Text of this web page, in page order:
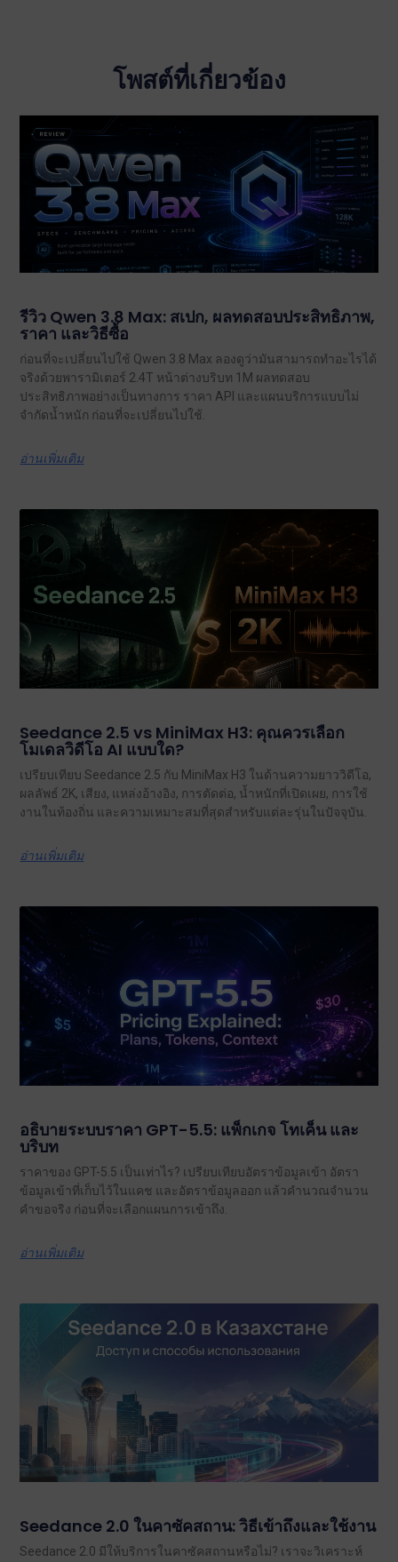
โพสต์ที่เกี่ยวข้อง
รีวิว Qwen 3.8 Max: สเปก, ผลทดสอบประสิทธิภาพ,
ราคา และวิธีซื้อ
ก่อนที่จะเปลี่ยนไปใช้ Qwen 3.8 Max ลองดูว่ามันสามารถทำอะไรได้
จริงด้วยพารามิเตอร์ 2.4T หน้าต่างบริบท 1M ผลทดสอบ
ประสิทธิภาพอย่างเป็นทางการ ราคา API และแผนบริการแบบไม่
จำกัดน้ำหนัก ก่อนที่จะเปลี่ยนไปใช้.
อ่านเพิ่มเติม
Seedance 2.5 vs MiniMax H3: คุณควรเลือก
โมเดลวิดีโอ AI แบบใด?
เปรียบเทียบ Seedance 2.5 กับ MiniMax H3 ในด้านความยาววิดีโอ,
ผลลัพธ์ 2K, เสียง, แหล่งอ้างอิง, การตัดต่อ, น้ำหนักที่เปิดเผย, การใช้
งานในท้องถิ่น และความเหมาะสมที่สุดสำหรับแต่ละรุ่นในปัจจุบัน.
อ่านเพิ่มเติม
อธิบายระบบราคา GPT-5.5: แพ็กเกจ โทเค็น และ
บริบท
ราคาของ GPT-5.5 เป็นเท่าไร? เปรียบเทียบอัตราข้อมูลเข้า อัตรา
ข้อมูลเข้าที่เก็บไว้ในแคช และอัตราข้อมูลออก แล้วคำนวณจำนวน
คำขอจริง ก่อนที่จะเลือกแผนการเข้าถึง.
อ่านเพิ่มเติม
Seedance 2.0 ในคาซัคสถาน: วิธีเข้าถึงและใช้งาน
Seedance 2.0 มีให้บริการในคาซัคสถานหรือไม่? เราจะวิเคราะห์